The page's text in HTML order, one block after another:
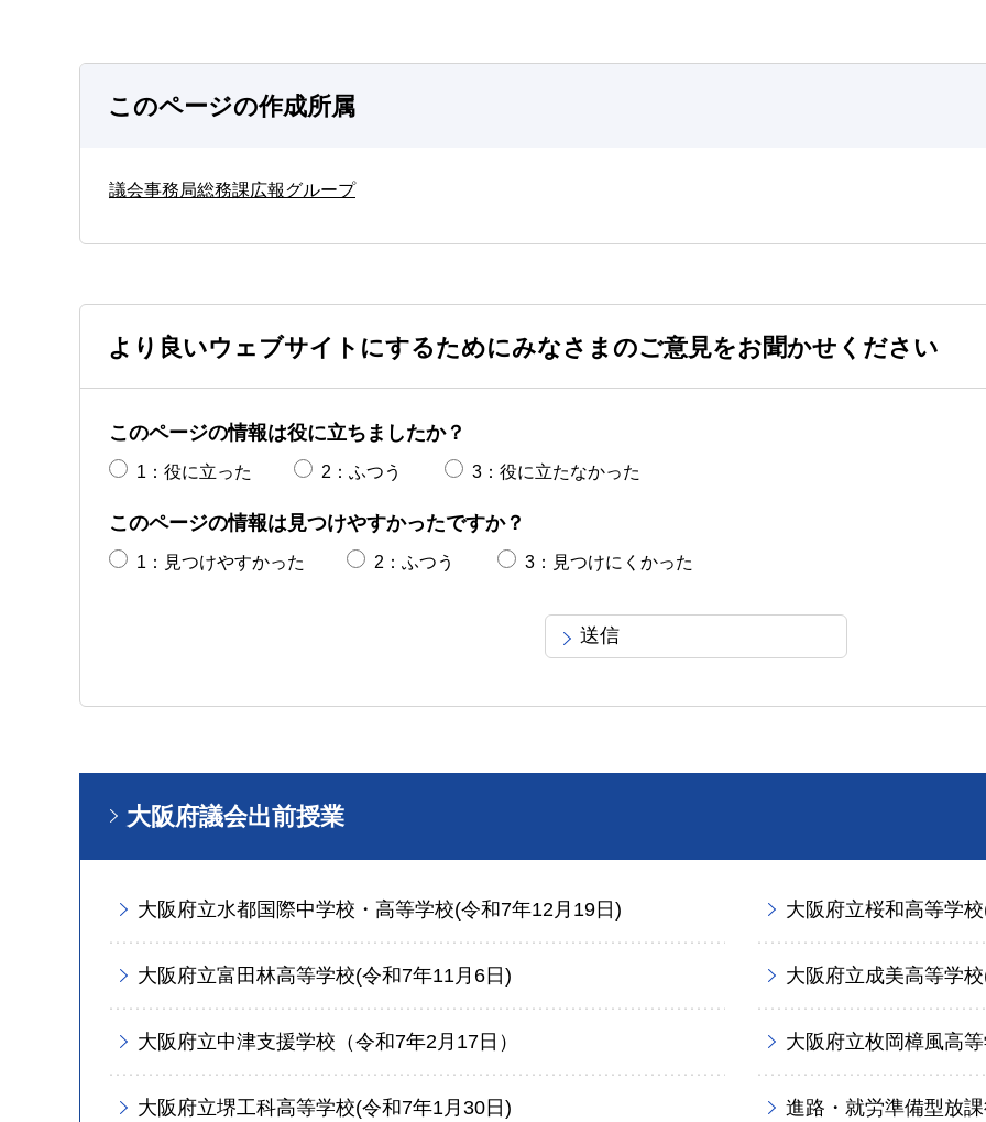
このページの作成所属
議会事務局総務課広報グループ
より良いウェブサイトにするためにみなさまのご意見をお聞かせください
このページの情報は役に立ちましたか？
1：役に立った 2：ふつう 3：役に立たなかった
このページの情報は見つけやすかったですか？
1：見つけやすかった 2：ふつう 3：見つけにくかった
大阪府議会出前授業
大阪府立水都国際中学校・高等学校(令和7年12月19日) 大阪府立桜和高等学
大阪府立富田林高等学校(令和7年11月6日) 大阪府立成美高等学
大阪府立中津支援学校（令和7年2月17日） 大阪府立枚岡樟風高
大阪府立堺工科高等学校(令和7年1月30日)
進路・就労準備型放